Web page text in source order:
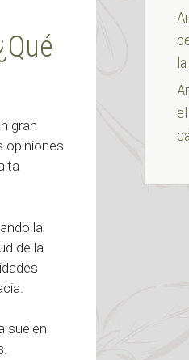
gran
opiniones
la
de la
suelen